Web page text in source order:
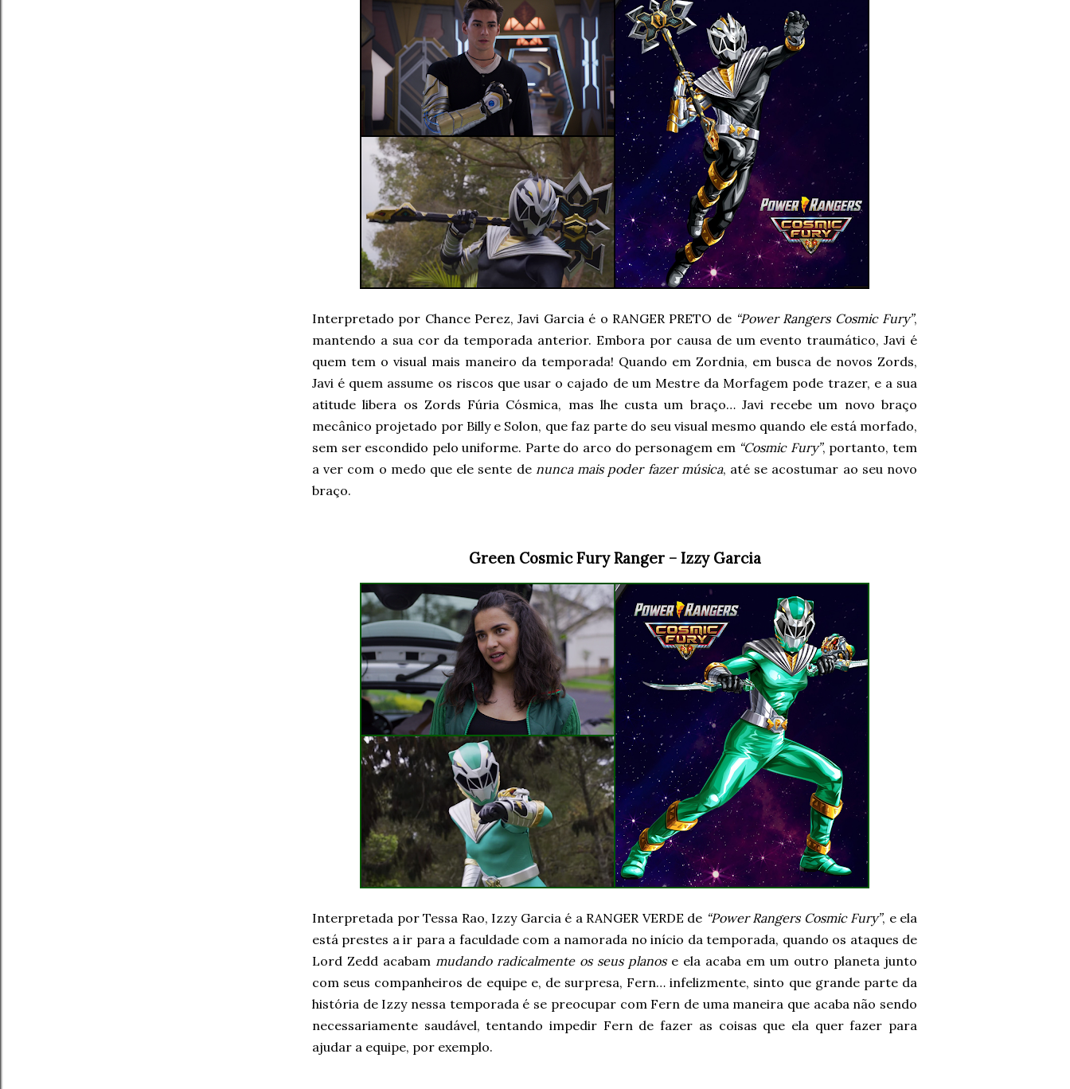
Interpretado por Chance Perez, Javi Garcia é o RANGER PRETO de “Power Rangers Cosmic Fury”,
mantendo a sua cor da temporada anterior. Embora por causa de um evento traumático, Javi é
quem tem o visual mais maneiro da temporada! Quando em Zordnia, em busca de novos Zords,
Javi é quem assume os riscos que usar o cajado de um Mestre da Morfagem pode trazer, e a sua
atitude libera os Zords Fúria Cósmica, mas lhe custa um braço… Javi recebe um novo braço
mecânico projetado por Billy e Solon, que faz parte do seu visual mesmo quando ele está morfado,
sem ser escondido pelo uniforme. Parte do arco do personagem em “Cosmic Fury”, portanto, tem
a ver com o medo que ele sente de nunca mais poder fazer música, até se acostumar ao seu novo
braço.
Green Cosmic Fury Ranger – Izzy Garcia
Interpretada por Tessa Rao, Izzy Garcia é a RANGER VERDE de “Power Rangers Cosmic Fury”, e ela
está prestes a ir para a faculdade com a namorada no início da temporada, quando os ataques de
Lord Zedd acabam mudando radicalmente os seus planose ela acaba em um outro planeta junto
com seus companheiros de equipe e, de surpresa, Fern… infelizmente, sinto que grande parte da
história de Izzy nessa temporada é se preocupar com Fern de uma maneira que acaba não sendo
necessariamente saudável, tentando impedir Fern de fazer as coisas que ela quer fazer para
ajudar a equipe, por exemplo.